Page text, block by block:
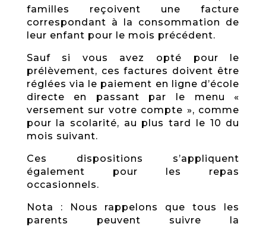
familles reçoivent une facture
correspondant à la consommation de
leur enfant pour le mois précédent.
Sauf si vous avez opté pour le
prélèvement, ces factures doivent être
réglées via le paiement en ligne d’école
directe en passant par le menu «
versement sur votre compte », comme
pour la scolarité, au plus tard le 10 du
mois suivant.
Ces dispositions s’appliquent
également pour les repas
occasionnels.
Nota : Nous rappelons que tous les
parents peuvent suivre la